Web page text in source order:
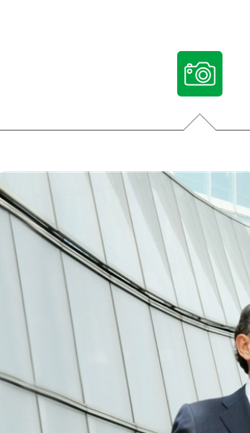
submenú para Multimedia
submenú para Redes sociales